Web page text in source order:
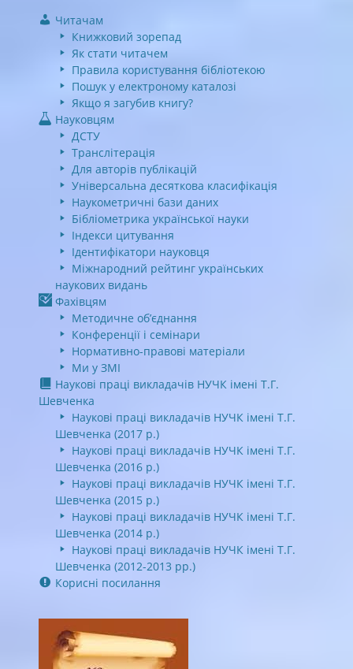
Читачам
Книжковий зорепад
Як стати читачем
Правила користування бібліотекою
Пошук у електроному каталозі
Якщо я загубив книгу?
Науковцям
ДСТУ
Транслітерація
Для авторів публікацій
Універсальна десяткова класифікація
Наукометричні бази даних
Бібліометрика української науки
Індекси цитування
Ідентифікатори науковця
Міжнародний рейтинг українських
наукових видань
Фахівцям
Методичне об’єднання
Конференції і семінари
Нормативно-правові матеріали
Ми у ЗМІ
Наукові праці викладачів НУЧК імені Т.Г.
Шевченка
Наукові праці викладачів НУЧК імені Т.Г.
Шевченка (2017 р.)
Наукові праці викладачів НУЧК імені Т.Г.
Шевченка (2016 р.)
Наукові праці викладачів НУЧК імені Т.Г.
Шевченка (2015 р.)
Наукові праці викладачів НУЧК імені Т.Г.
Шевченка (2014 р.)
Наукові праці викладачів НУЧК імені Т.Г.
Шевченка (2012-2013 рр.)
Корисні посилання